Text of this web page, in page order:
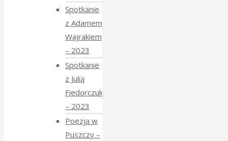
Spotkanie
z Adamem
Wajrakiem
– 2023
Spotkanie
z Julią
Fiedorczuk
– 2023
Poezja w
Puszczy –